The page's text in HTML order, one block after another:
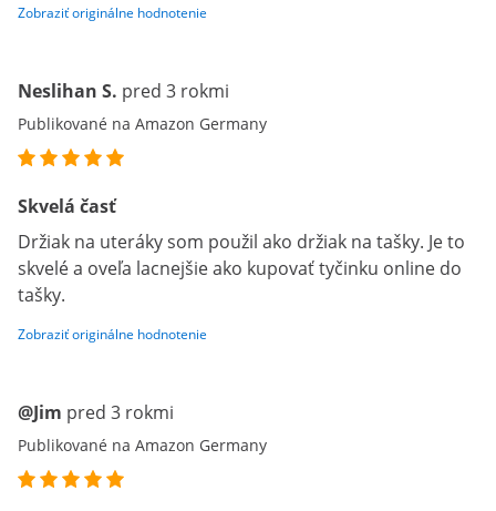
Zobraziť originálne hodnotenie
Neslihan S. pred 3 rokmi
Publikované na Amazon Germany
Skvelá časť
Držiak na uteráky som použil ako držiak na tašky. Je to
skvelé a oveľa lacnejšie ako kupovať tyčinku online do
tašky.
Zobraziť originálne hodnotenie
@Jim pred 3 rokmi
Publikované na Amazon Germany